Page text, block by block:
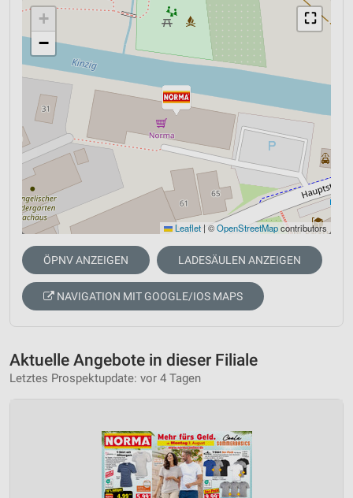
⛶
+
−
Leaflet | ©OpenStreetMapcontributors
ÖPNV ANZEIGEN LADESÄULEN ANZEIGEN
NAVIGATION MIT GOOGLE/IOS MAPS
Aktuelle Angebote in dieser Filiale
Letztes Prospektupdate: vor 4 Tagen